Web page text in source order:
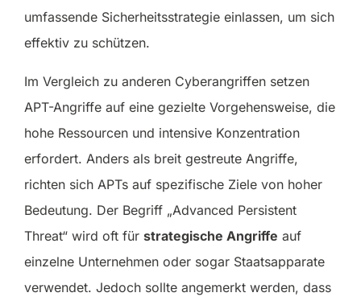
umfassende Sicherheitsstrategie einlassen, um sich
effektiv zu schützen.
Im Vergleich zu anderen Cyberangriffen setzen
APT-Angriffe auf eine gezielte Vorgehensweise, die
hohe Ressourcen und intensive Konzentration
erfordert. Anders als breit gestreute Angriffe,
richten sich APTs auf spezifische Ziele von hoher
Bedeutung. Der Begriff „Advanced Persistent
Threat“ wird oft für strategische Angriffe auf
einzelne Unternehmen oder sogar Staatsapparate
verwendet. Jedoch sollte angemerkt werden, dass